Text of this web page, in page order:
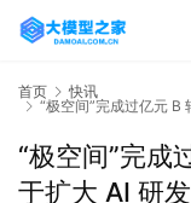
首页
快讯
“极空间”完成过亿元 B
“极空间”完成
于扩大 AI 研